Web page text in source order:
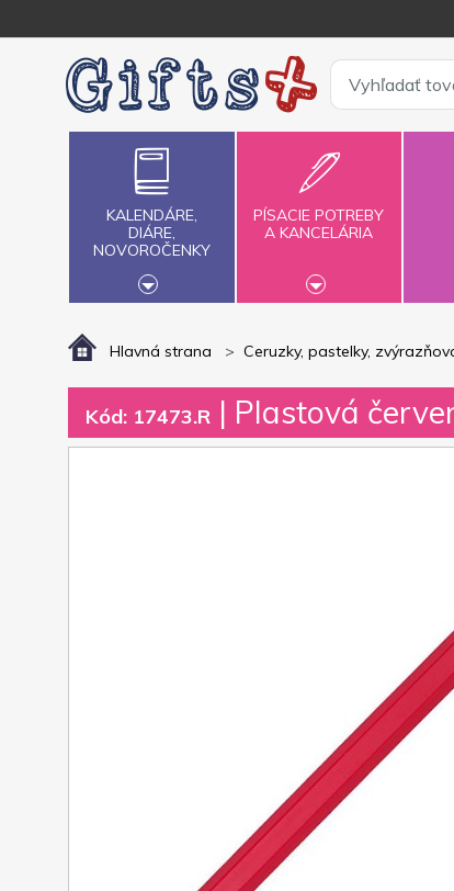
KALENDÁRE,
DIÁRE,
NOVOROČENKY
PÍSACIE POTREBY
A KANCELÁRIA
Hlavná strana Ceruzky, pastelky,
Kód: 17473.R | Plastová